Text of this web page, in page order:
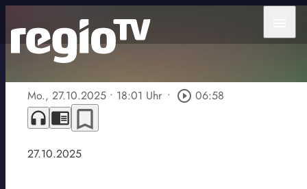
Mo., 27.10.2025 • 18:01 Uhr • play_circle_outline 06:58
headphones chrome_reader_mode bookmark_border
27.10.2025